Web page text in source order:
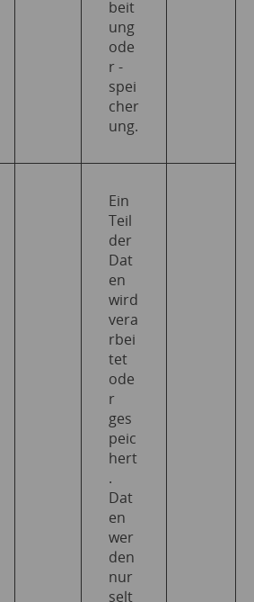
beit
ung
ode
r -
spei
cher
ung.
Ein
Teil
der
Dat
en
wird
vera
rbei
tet
ode
r
ges
peic
hert
.
Dat
en
wer
den
nur
selt